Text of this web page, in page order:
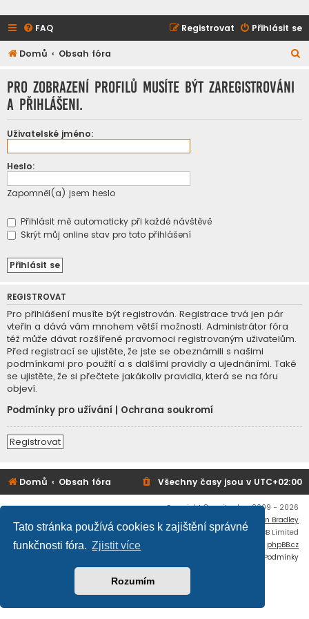
Tato stránka používá cookies k zajištění správné
funkčnosti fóra. Zjistit více
Rozumím
FAQ Přihlásit se
Registrovat
Domů Obsah fóra
Pro zobrazení profilů musíte být zaregistrováni
a přihlášeni.
Uživatelské jméno:
Heslo:
Zapomněl(a) jsem heslo
Přihlásit mě automaticky při každé návštěvě
Skrýt můj online stav pro toto přihlášení
REGISTROVAT
Pro přihlášení musíte být registrován. Registrace trvá jen pár
vteřin a dává vám mnohem větší možnosti. Administrátor fóra
též může dávat rozšířené pravomoci registrovaným uživatelům.
Před registrací se ujistěte, že jste se obeznámili s našimi
podmínkami pro použití a s dalšími pravidly a ujednáními. Také
se ujistěte, že si přečtete jakákoliv pravidla, která se na fóru
objeví.
Podmínky pro užívání
Ochrana soukromí
Registrovat
Domů Obsah fóra Všechny časy jsou v UTC+02:00
Copyright © mujtank.cz 2009 - 2026
Flat Style by
Ian Bradley
Založeno naphpBB® Forum Software © phpBB Limited
phpBB.cz
Podmínky